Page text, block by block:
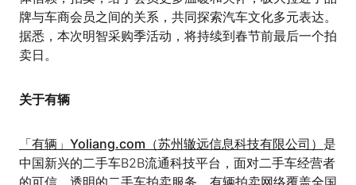
牌与车商会员之间的关系，共同探索汽车文化多元表达。
据悉，本次明智采购季活动，将持续到春节前最后一个拍
卖日。
关于有辆
「有辆」Yoliang.com（苏州辙远信息科技有限公司） 是
中国新兴的二手车B2B流通科技平台，面对二手车经营者
的可信、透明的二手车拍卖服务，有辆拍卖网络覆盖全国